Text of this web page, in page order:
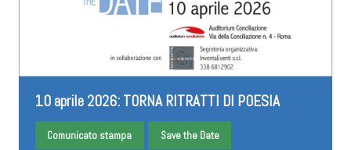
10 aprile 2026: TORNA RITRATTI DI POESIA
Comunicato stampa Save the Date